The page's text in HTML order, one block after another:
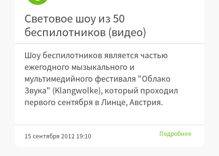
Световое шоу из 50
беспилотников (видео)
Шоу беспилотников является частью
ежегодного мызыкального и
мультимедийного фестиваля "Облако
Звука" (Klangwolke), который проходил
первого сентября в Линце, Австрия.
15 сентября 2012 19:10 Подробнее